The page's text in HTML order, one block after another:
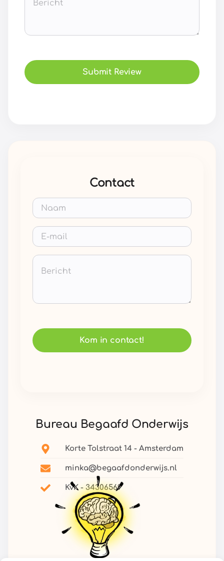
Submit Review
Contact
Kom in contact!
Bureau Begaafd Onderwijs
Korte Tolstraat 14 - Amsterdam
minka@begaafdonderwijs.nl
KvK - 34306569